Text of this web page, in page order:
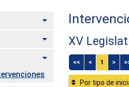
Alternar
Alternar
Alternar
XV
<< < 1 >
Por tipo de